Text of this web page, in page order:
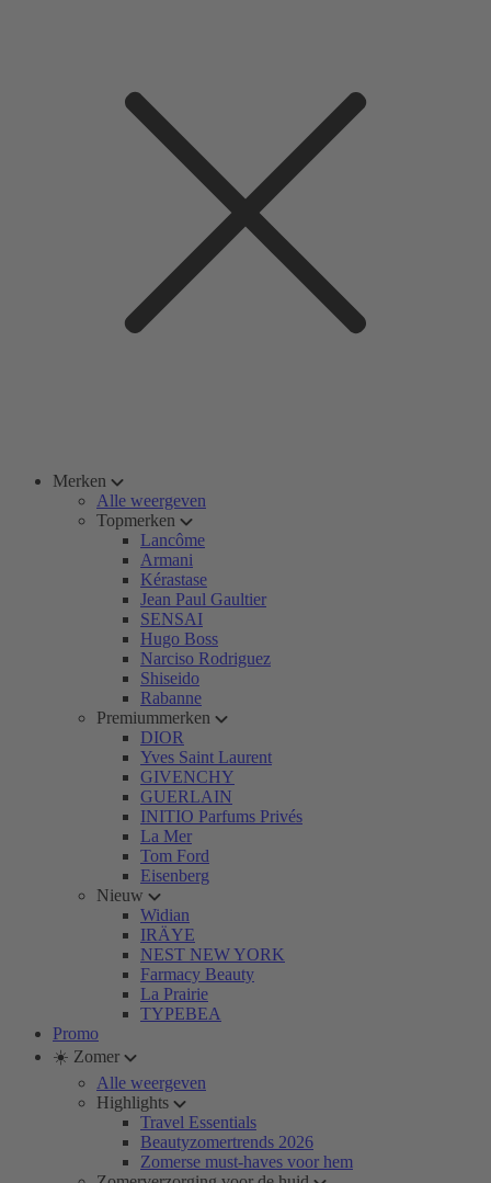
Merken
Alle weergeven
Topmerken
Lancôme
Armani
Kérastase
Jean Paul Gaultier
SENSAI
Hugo Boss
Narciso Rodriguez
Shiseido
Rabanne
Premiummerken
DIOR
Yves Saint Laurent
GIVENCHY
GUERLAIN
INITIO Parfums Privés
La Mer
Tom Ford
Eisenberg
Nieuw
Widian
IRÄYE
NEST NEW YORK
Farmacy Beauty
La Prairie
TYPEBEA
Promo
☀️ Zomer
Alle weergeven
Highlights
Travel Essentials
Beautyzomertrends 2026
Zomerse must-haves voor hem